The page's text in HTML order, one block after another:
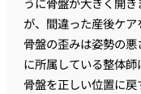
が、間違った産後ケア
骨盤の歪みは姿勢の
に所属している整体
骨盤を正しい位置に戻